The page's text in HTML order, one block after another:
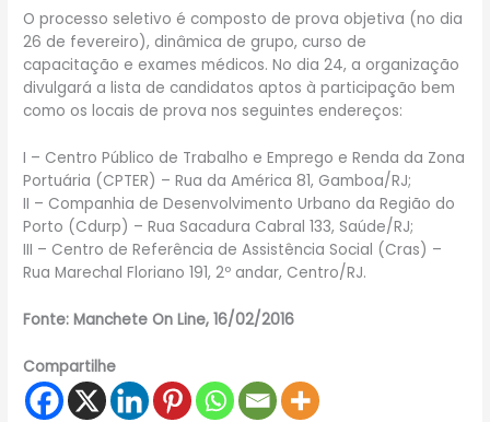
O processo seletivo é composto de prova objetiva (no dia
26 de fevereiro), dinâmica de grupo, curso de
capacitação e exames médicos. No dia 24, a organização
divulgará a lista de candidatos aptos à participação bem
como os locais de prova nos seguintes endereços:
I – Centro Público de Trabalho e Emprego e Renda da Zona
Portuária (CPTER) – Rua da América 81, Gamboa/RJ;
II – Companhia de Desenvolvimento Urbano da Região do
Porto (Cdurp) – Rua Sacadura Cabral 133, Saúde/RJ;
III – Centro de Referência de Assistência Social (Cras) –
Rua Marechal Floriano 191, 2º andar, Centro/RJ.
Fonte: Manchete On Line, 16/02/2016
Compartilhe